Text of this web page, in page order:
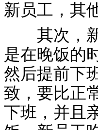
新员工，其
其次，新
是在晚饭的
然后提前下
致，要比正
下班，并且